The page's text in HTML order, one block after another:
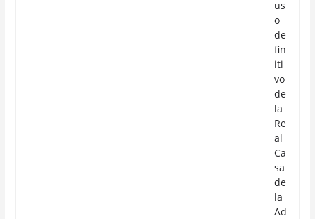
us
o
de
fin
iti
vo
de
la
Re
al
Ca
sa
de
la
Ad